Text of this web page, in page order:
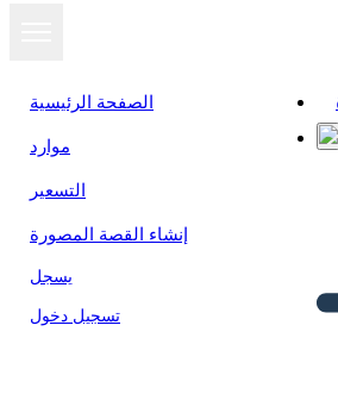
الصفحة الرئيسية
موارد
التسعير
إنشاء القصة المصورة
يسجل
تسجيل دخول